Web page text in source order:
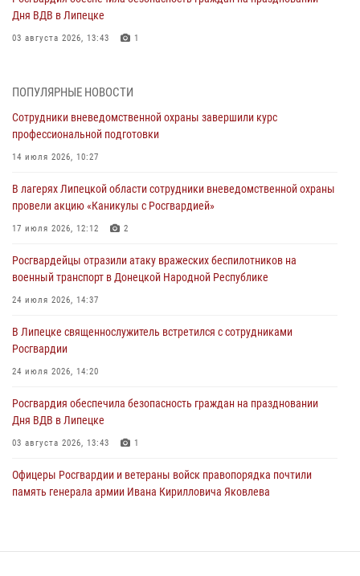
Дня ВДВ в Липецке
03 августа 2026, 13:43 1
Толстовского района
Росгвардия противодействует БПЛА ВСУ на южном направлении
(видео)
Росгвардия обеспечила охрану порядка во время проведения
фестивалей в Липецке
Сотрудники Росгвардии продолжают контроль безопасности
детских оздоровительно-образовательных объектов в Липецкой
31 июля 2026, 14:17
ПОПУЛЯРНЫЕ НОВОСТИ
Сотрудники вневедомственной охраны завершили курс
профессиональной подготовки
14 июля 2026, 10:27
В лагерях Липецкой области сотрудники вневедомственной охраны
провели акцию «Каникулы с Росгвардией»
17 июля 2026, 12:12 2
Росгвардейцы отразили атаку вражеских беспилотников на
военный транспорт в Донецкой Народной Республике
24 июля 2026, 14:37
В Липецке священнослужитель встретился с сотрудниками
Росгвардии
24 июля 2026, 14:20
Росгвардия обеспечила безопасность граждан на праздновании
Дня ВДВ в Липецке
03 августа 2026, 13:43 1
Офицеры Росгвардии и ветераны войск правопорядка почтили
память генерала армии Ивана Кирилловича Яковлева